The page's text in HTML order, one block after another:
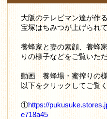
大阪のテレビマン達が作
宝塚はちみつが上げられ
養蜂家と妻の素顔、養蜂
りの様子などをご覧いた
動画 養蜂場・蜜搾りの
以下をクリックしてご覧
①https://
e718a45